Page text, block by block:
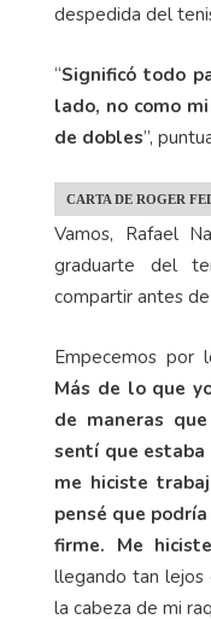
despedida del
“Significó todo
lado, no como
de dobles”,
CARTA DE ROGER
Vamos, Rafael
graduarte del
compartir antes
Empecemos por
Más de lo que
de maneras
sentí que
me hiciste
pensé que
firme. Me
llegando tan lejos
la cabeza de mi